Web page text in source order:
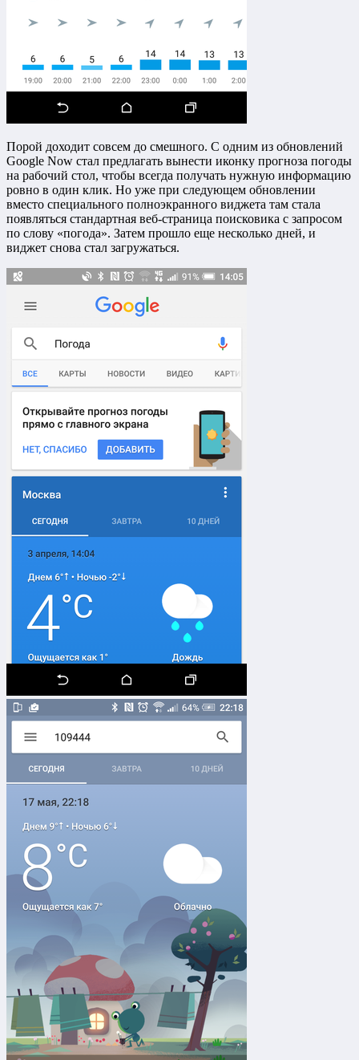
Порой доходит совсем до смешного. С одним из обновлений
Google Now стал предлагать вынести иконку прогноза погоды
на рабочий стол, чтобы всегда получать нужную информацию
ровно в один клик. Но уже при следующем обновлении
вместо специального полноэкранного виджета там стала
появляться стандартная веб-страница поисковика с запросом
по слову «погода». Затем прошло еще несколько дней, и
виджет снова стал загружаться.